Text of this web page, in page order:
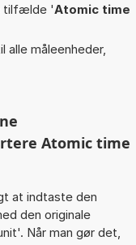
tilfælde 'Atomic time
måleenheder,
Atomic time
at indtaste den
den originale
Når man gør det,